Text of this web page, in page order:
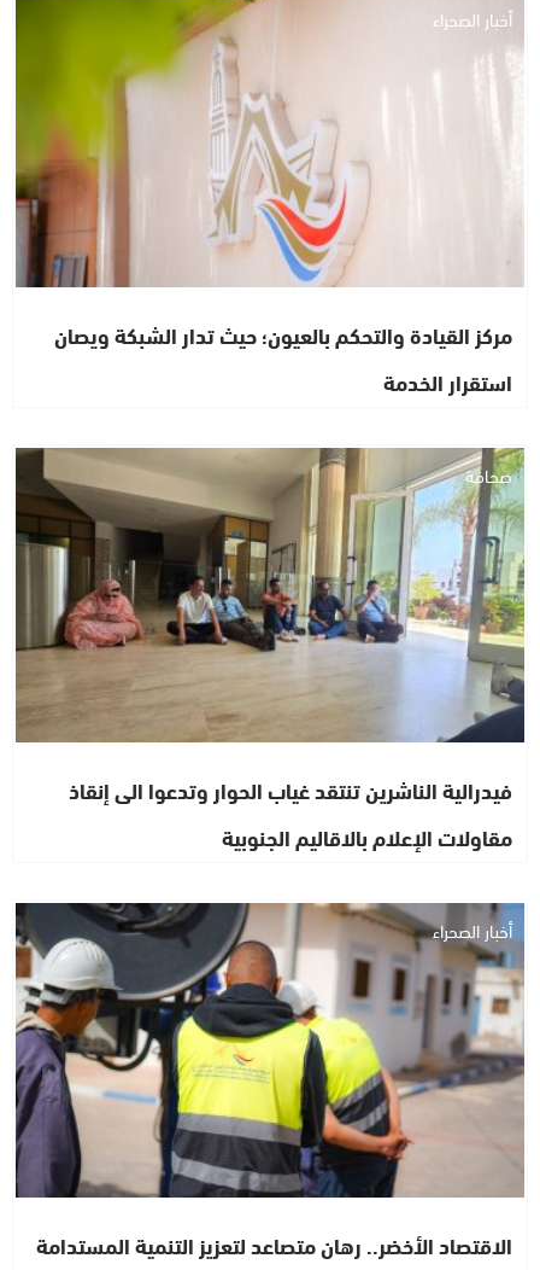
أخبار الصحراء
مركز القيادة والتحكم بالعيون؛ حيث تدار الشبكة ويصان
استقرار الخدمة
صحافة
فيدرالية الناشرين تنتقد غياب الحوار وتدعوا الى إنقاذ
مقاولات الإعلام بالاقاليم الجنوبية
أخبار الصحراء
الاقتصاد الأخضر.. رهان متصاعد لتعزيز التنمية المستدامة